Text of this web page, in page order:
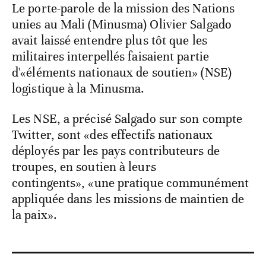
Le porte-parole de la mission des Nations
unies au Mali (Minusma) Olivier Salgado
avait laissé entendre plus tôt que les
militaires interpellés faisaient partie
d'«éléments nationaux de soutien» (NSE)
logistique à la Minusma.
Les NSE, a précisé Salgado sur son compte
Twitter, sont «des effectifs nationaux
déployés par les pays contributeurs de
troupes, en soutien à leurs
contingents», «une pratique communément
appliquée dans les missions de maintien de
la paix».